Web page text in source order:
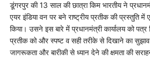
क्राइम
भारत
बॉलीवुड
डूंगरपुर की 13 साल की छात्रा किम भारतीय ने
एयर इंडिया वन पर बने राष्ट्रीय प्रतीक की प्रस्तुति
किया। उसने इस बारे में प्रधानमंत्री कार्यालय को पत्र
प्रतीक को और स्पष्ट व सही तरीके से दिखाने का
जागरूकता और बारीकी से ध्यान देने की क्षमता की